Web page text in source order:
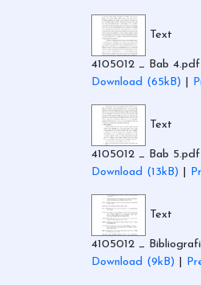
Text
4105012 _ Bab 4.pdf
Download (65kB)
Text
4105012 _ Bab 5.pdf
Download (13kB)
Text
4105012 _
Download (9kB)